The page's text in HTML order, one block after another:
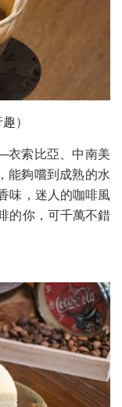
）
衣索比亞、中南美
能夠嚐到成熟的水
味，迷人的咖啡風
的你，可千萬不錯